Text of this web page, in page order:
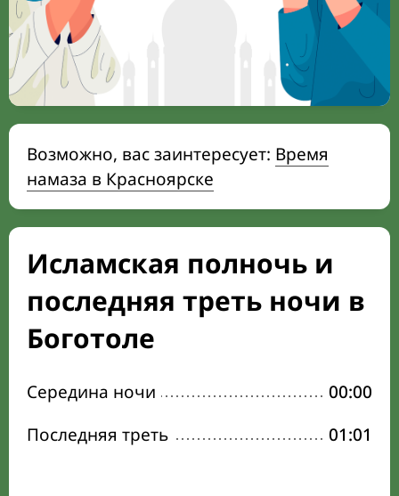
Возможно, вас заинтересует: Время
намаза в Красноярске
Исламская полночь и
последняя треть ночи в
Боготоле
Середина ночи
00:00
Последняя треть
01:01